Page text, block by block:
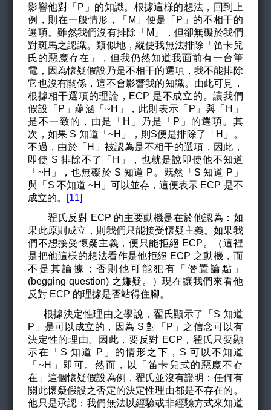
影響他對「P」的知識。根據這様的想法，回到上
例，則在一般情形，「M」便是「P」的不相干的
選項。雖然我們沒有排除「M」，但卻無礙於我們
對斑馬之認識。類似地，縱使我無法排除「笛卡兒
氏的惡魔存在」，但我仍然知道我面前有一台筆
電，因為懷疑假設乃是不相干的選項，我不能排除
它也沒有關係，這不會影響我的知識。由此可見，
根據相干選項的理論，ECP 是不成立的。讓我們
假設「P」蘊涵「~H 」，此則表示「P」與「H」
是不一致的，由是「H」乃是「P」的選項。其
次，如果 S 知道「~H 」，則S便是排除了「H」。
不過，由於「H」被認為是不相干的選項，因此，
即使 S 排除不了「H」，也就是說即使他不知道
「~H 」，也無礙於 S 知道 P。既然「S 知道 P」
與「S 不知道 ~H 」可以並存，這便表示 ECP 是不
成立的。 [11]
翟氏反對 ECP 的主要動機是在於他認為：如
果此原則成立，則我們只能接受懷疑主義。如果我
們不想接受懷疑主義，便只能拒絕 ECP。（這裡
是把他這様的想法看作是他拒絕 ECP 之動機，而
不是其論據；否則他可能犯有「僭置論點」
(begging question) 之嫌疑。）現在讓我們來看他
反對 ECP 的理據是否站得住腳。
根據決定性理由之學說，翟氏顯示了「S 知道
P」是可以成立的，因為 S 對「P」之信念可以有
決定性的理由。因此，要反對 ECP，翟氏只要顯
示在「S 知道 P」的情形之下，S 可以不知道
「 ~H 」即可。然而，以「笛卡兒式的惡魔不存
在」這個懷疑假設為例，翟氏並沒有證明：任何有
關此懷疑假設之否定的決定性理由都是不存在的。
他只是承認：我們無法以經驗或非經驗方式來知道